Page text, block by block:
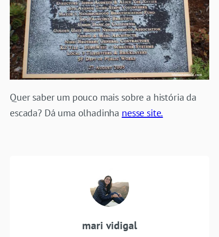
Quer saber um pouco mais sobre a história da
escada? Dá uma olhadinha nesse site.
mari vidigal